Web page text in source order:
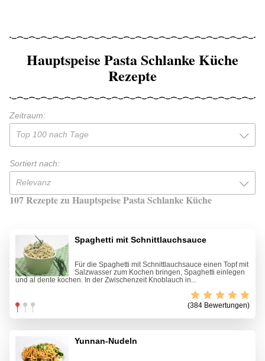
Hauptspeise Pasta Schlanke Küche
Rezepte
Zeitraum:
Top 100 nach Tage
Sortiert nach:
Relevanz
107 Rezepte zu Hauptspeise Pasta Schlanke Küche
Spaghetti mit Schnittlauchsauce
Für die Spaghetti mit Schnittlauchsauce einen Topf mit
Salzwasser zum Kochen bringen, Spaghetti einlegen
und al dente kochen. In der Zwischenzeit Knoblauch in...
(384 Bewertungen)
Yunnan-Nudeln